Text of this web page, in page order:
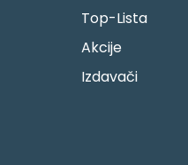
Top-Lista
Akcije
Izdavači